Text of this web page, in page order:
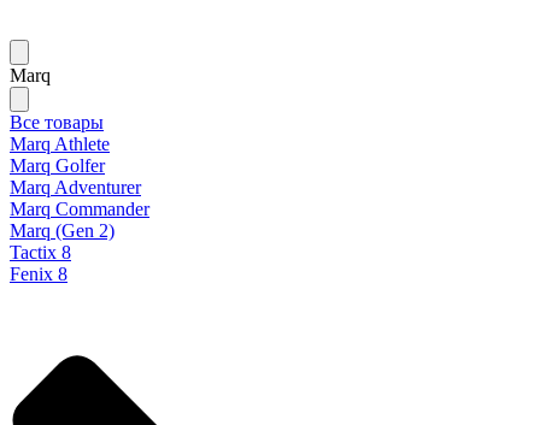
Marq
Все товары
Marq Athlete
Marq Golfer
Marq Adventurer
Marq Commander
Marq (Gen 2)
Tactix 8
Fenix 8